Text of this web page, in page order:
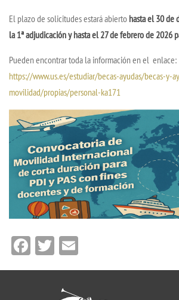
El plazo de solicitudes estará abierto hasta el 30 de
la 1ª adjudicación y hasta el 27 de febrero de 2026
Pueden encontrar toda la información en el enlace:
https://www.us.es/estudiar/becas-ayudas/becas-y-
movilidad/propias/personal-ka171
Facebook
Twitter